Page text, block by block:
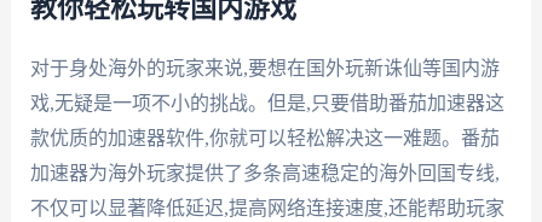
教你轻松玩转国内游戏
对于身处海外的玩家来说,要想在国外玩新诛仙等国内游
戏,无疑是一项不小的挑战。但是,只要借助番茄加速器这
款优质的加速器软件,你就可以轻松解决这一难题。番茄
加速器为海外玩家提供了多条高速稳定的海外回国专线,
不仅可以显著降低延迟,提高网络连接速度,还能帮助玩家